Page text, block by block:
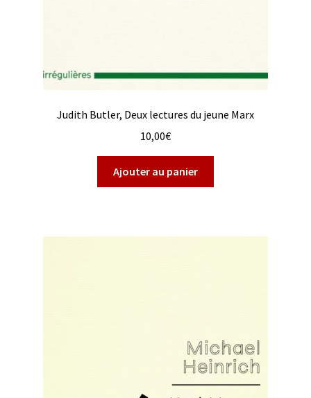
Judith Butler, Deux lectures du jeune Marx
10,00€
Ajouter au panier